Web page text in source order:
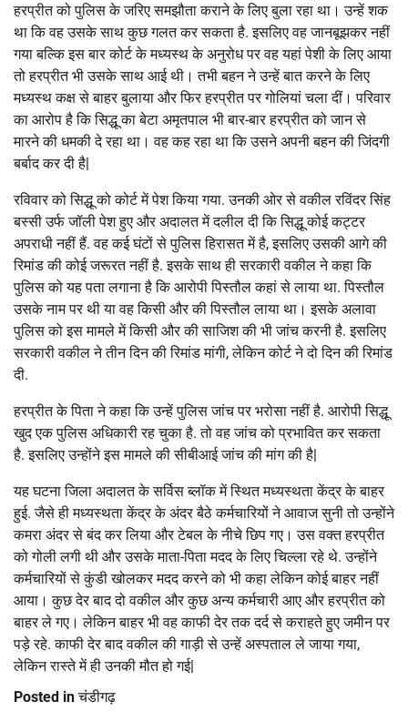
हरप्रीत को पुलिस के जरिए समझौता कराने के लिए बुला रहा था। उन्हें शक
था कि वह उसके साथ कुछ गलत कर सकता है. इसलिए वह जानबूझकर नहीं
गया बल्कि इस बार कोर्ट के मध्यस्थ के अनुरोध पर वह यहां पेशी के लिए आया
तो हरप्रीत भी उसके साथ आई थी। तभी बहन ने उन्हें बात करने के लिए
मध्यस्थ कक्ष से बाहर बुलाया और फिर हरप्रीत पर गोलियां चला दीं। परिवार
का आरोप है कि सिद्धू का बेटा अमृतपाल भी बार-बार हरप्रीत को जान से
मारने की धमकी दे रहा था। वह कह रहा था कि उसने अपनी बहन की जिंदगी
बर्बाद कर दी है|
रविवार को सिद्धू को कोर्ट में पेश किया गया. उनकी ओर से वकील रविंदर सिंह
बस्सी उर्फ ​​जॉली पेश हुए और अदालत में दलील दी कि सिद्धू कोई कट्टर
अपराधी नहीं हैं. वह कई घंटों से पुलिस हिरासत में है, इसलिए उसकी आगे की
रिमांड की कोई जरूरत नहीं है. इसके साथ ही सरकारी वकील ने कहा कि
पुलिस को यह पता लगाना है कि आरोपी पिस्तौल कहां से लाया था. पिस्तौल
उसके नाम पर थी या वह किसी और की पिस्तौल लाया था। इसके अलावा
पुलिस को इस मामले में किसी और की साजिश की भी जांच करनी है. इसलिए
सरकारी वकील ने तीन दिन की रिमांड मांगी, लेकिन कोर्ट ने दो दिन की रिमांड
दी.
हरप्रीत के पिता ने कहा कि उन्हें पुलिस जांच पर भरोसा नहीं है. आरोपी सिद्धू
खुद एक पुलिस अधिकारी रह चुका है. तो वह जांच को प्रभावित कर सकता
है. इसलिए उन्होंने इस मामले की सीबीआई जांच की मांग की है|
यह घटना जिला अदालत के सर्विस ब्लॉक में स्थित मध्यस्थता केंद्र के बाहर
हुई. जैसे ही मध्यस्थता केंद्र के अंदर बैठे कर्मचारियों ने आवाज सुनी तो उन्होंने
कमरा अंदर से बंद कर लिया और टेबल के नीचे छिप गए। उस वक्त हरप्रीत
को गोली लगी थी और उसके माता-पिता मदद के लिए चिल्ला रहे थे. उन्होंने
कर्मचारियों से कुंडी खोलकर मदद करने को भी कहा लेकिन कोई बाहर नहीं
आया। कुछ देर बाद दो वकील और कुछ अन्य कर्मचारी आए और हरप्रीत को
बाहर ले गए। लेकिन बाहर भी वह काफी देर तक दर्द से कराहते हुए जमीन पर
पड़े रहे. काफी देर बाद वकील की गाड़ी से उन्हें अस्पताल ले जाया गया,
लेकिन रास्ते में ही उनकी मौत हो गई|
Posted inचंडीगढ़